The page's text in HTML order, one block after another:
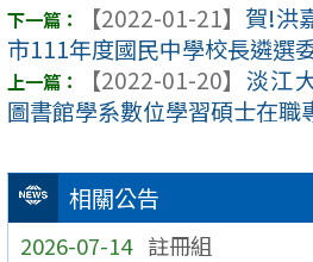
相關公告
2026-07-14 註冊組
【2022-01-21】 賀!洪
市111年度國民中學校長遴選
【2022-01-20】 淡江
圖書館學系數位學習碩士在職